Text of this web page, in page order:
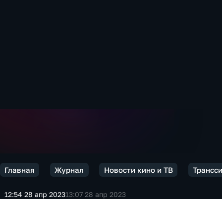
Главная Журнал Новости кино и ТВ
12:54 28 апр 202313:07 28 апр 2023